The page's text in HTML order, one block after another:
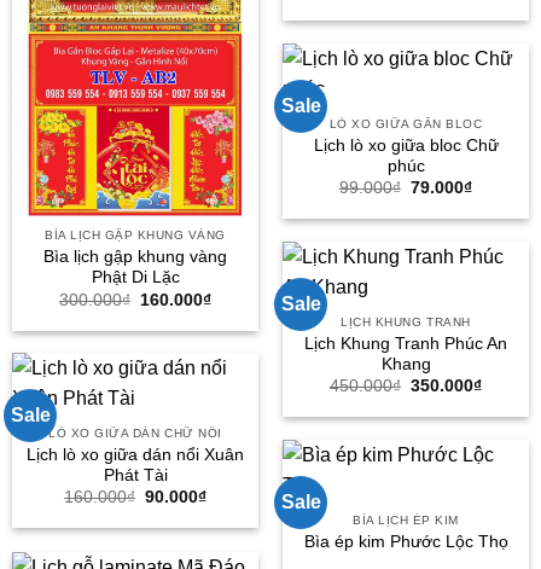
BÌA LỊCH GẬP KHUNG VÀNG
Bìa lịch gập khung vàng
Phật Di Lặc
300.000₫
Giá
là:
160.000₫Giá
tại
160.000₫.
là:
tại
79.000₫.
Sale
LÒ XO GIỮA GẮN BLOC
Lịch lò xo giữa bloc Chữ
phúc
99.000₫ Giá
là:
79.000₫Giá
tại
79.000₫.
Sale
LỊCH KHUNG TRANH
Lịch Khung Tranh Phúc An
Khang
450.000₫ Giá
là:
350.000₫Giá
tại
Sale
LÒ XO GIỮA DÁN CHỮ NỔI
Lịch lò xo giữa dán nổi Xuân
Phát Tài
160.000₫ Giá
là:
90.000₫Giá
tại
90.000₫.
Sale
BÌA LỊCH ÉP KIM
Bìa ép kim Phước Lộc Thọ